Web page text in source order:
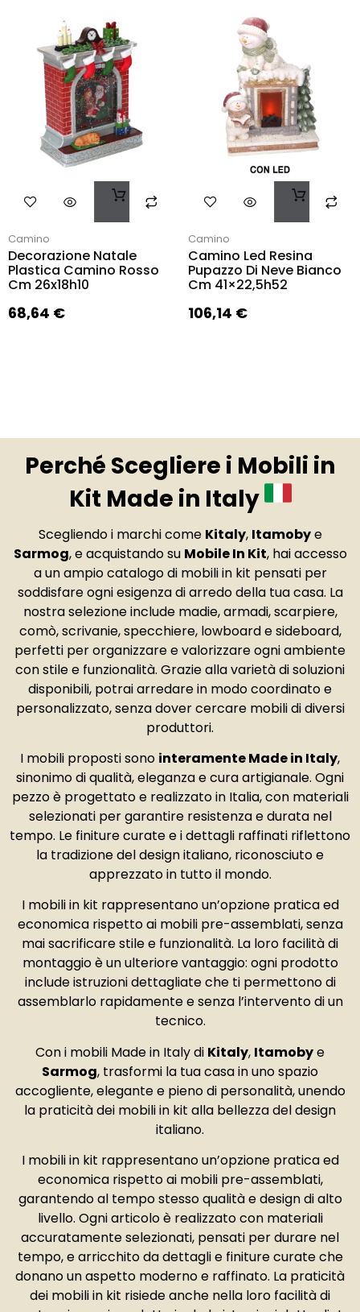
Camino
Decorazione Natale
Plastica Camino Rosso
Cm 26x18h10
68,64 €
Camino
Camino Led Resina
Pupazzo Di Neve Bianco
Cm 41×22,5h52
106,14 €
Perché Scegliere i Mobili in
Kit Made in Italy
Scegliendo i marchi come Kitaly, Itamobye
Sarmog, e acquistando su Mobile In Kit, hai accesso
a un ampio catalogo di mobili in kit pensati per
soddisfare ogni esigenza di arredo della tua casa. La
nostra selezione include madie, armadi, scarpiere,
comò, scrivanie, specchiere, lowboard e sideboard,
perfetti per organizzare e valorizzare ogni ambiente
con stile e funzionalità. Grazie alla varietà di soluzioni
disponibili, potrai arredare in modo coordinato e
personalizzato, senza dover cercare mobili di diversi
produttori.
I mobili proposti sono interamente Made in Italy,
sinonimo di qualità, eleganza e cura artigianale. Ogni
pezzo è progettato e realizzato in Italia, con materiali
selezionati per garantire resistenza e durata nel
tempo. Le finiture curate e i dettagli raffinati riflettono
la tradizione del design italiano, riconosciuto e
apprezzato in tutto il mondo.
I mobili in kit rappresentano un’opzione pratica ed
economica rispetto ai mobili pre-assemblati, senza
mai sacrificare stile e funzionalità. La loro facilità di
montaggio è un ulteriore vantaggio: ogni prodotto
include istruzioni dettagliate che ti permettono di
assemblarlo rapidamente e senza l’intervento di un
tecnico.
Con i mobili Made in Italy di Kitaly, Itamobye
Sarmog, trasformi la tua casa in uno spazio
accogliente, elegante e pieno di personalità, unendo
la praticità dei mobili in kit alla bellezza del design
italiano.
I mobili in kit rappresentano un’opzione pratica ed
economica rispetto ai mobili pre-assemblati,
garantendo al tempo stesso qualità e design di alto
livello. Ogni articolo è realizzato con materiali
accuratamente selezionati, pensati per durare nel
tempo, e arricchito da dettagli e finiture curate che
donano un aspetto moderno e raffinato. La praticità
dei mobili in kit risiede anche nella loro facilità di